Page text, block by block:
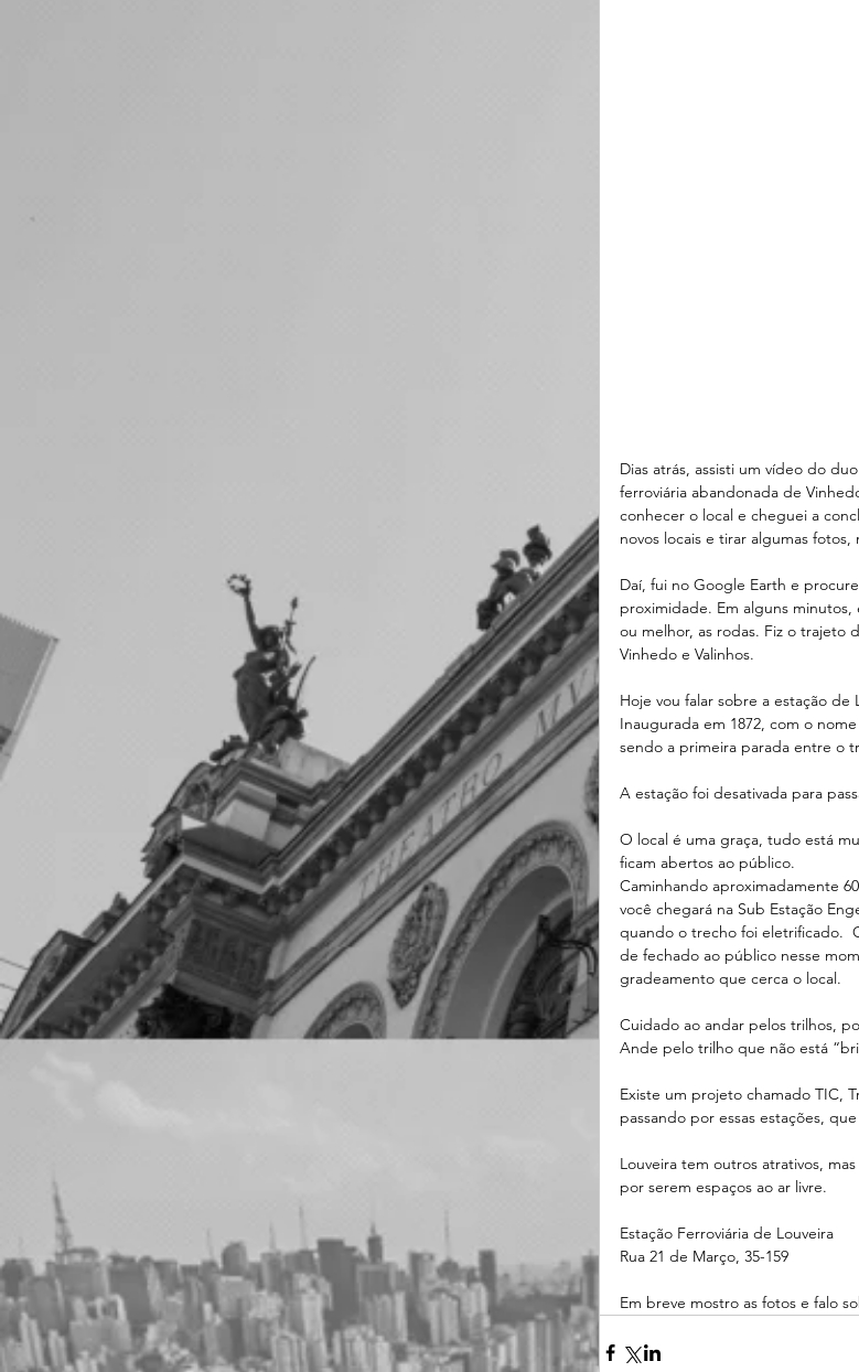
Dias atrás, assisti um vídeo do
ferroviária abandonada de
conhecer o local e cheguei a
novos locais e tirar algumas fotos,
Daí, fui no Google Earth e
proximidade. Em alguns
ou melhor, as rodas. Fiz o trajeto
Vinhedo e Valinhos.
Hoje vou falar sobre a estação de
Inaugurada em 1872, com o
sendo a primeira parada entre o
A estação foi desativada para
O local é uma graça, tudo está
ficam abertos ao público.
Caminhando aproximadamente
você chegará na Sub Estação
quando o trecho foi eletrificado.
de fechado ao público nesse
gradeamento que cerca o local.
Cuidado ao andar pelos trilhos,
Ande pelo trilho que não está
Existe um projeto chamado TIC,
passando por essas estações,
Louveira tem outros atrativos,
por serem espaços ao ar livre.
Estação Ferroviária de Louveira
Rua 21 de Março, 35-159
Em breve mostro as fotos e falo